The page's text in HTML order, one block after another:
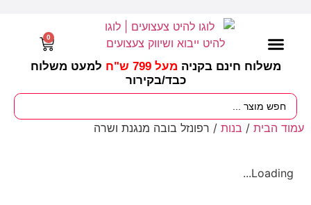
משלוח חינם בקניה מעל 799 ש"ח
למעט משלוח
כבד/בקירור
0
עמוד הבית / בנות / רפונזל בובה מנגנת ושרה
Loading...